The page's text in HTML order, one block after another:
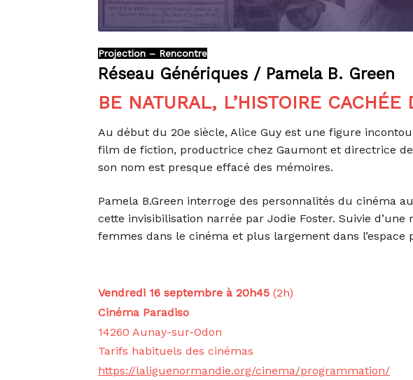
Projection – Rencontre
Réseau Génériques / Pamela B. Green
BE NATURAL, L’HISTOIRE CACHÉE
Au début du 20e siècle, Alice Guy est une figure
film de fiction, productrice chez Gaumont et directrice
son nom est presque effacé des mémoires.
Pamela B.Green interroge des personnalités du cinéma
cette invisibilisation narrée par Jodie Foster. Suivie
femmes dans le cinéma et plus largement dans l’espace
Vendredi 16 septembre à 20h45(2h)
Cinéma Paradiso
14260 Aunay-sur-Odon
Tarifs habituels des cinémas
https://laliguenormandie.org/cinema/programmation/